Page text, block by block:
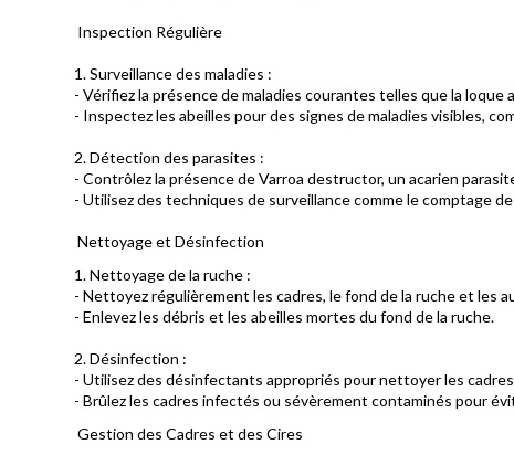
Inspection Régulière
1. Surveillance des maladies :
- Vérifiez la présence de maladies courantes telles que la
- Inspectez les abeilles pour des signes de maladies visibles,
2. Détection des parasites :
- Contrôlez la présence de Varroa destructor, un acarien
- Utilisez des techniques de surveillance comme le comptage
Nettoyage et Désinfection
1. Nettoyage de la ruche :
- Nettoyez régulièrement les cadres, le fond de la ruche et les
- Enlevez les débris et les abeilles mortes du fond de la ruche.
2. Désinfection :
- Utilisez des désinfectants appropriés pour nettoyer les
- Brûlez les cadres infectés ou sévèrement contaminés pour
Gestion des Cadres et des Cires